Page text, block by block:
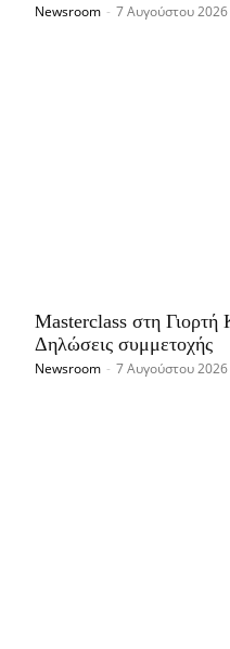
Newsroom - 7 Αυγούστου
Masterclass στη
Δηλώσεις συμμετοχής
Newsroom - 7 Αυγούστου